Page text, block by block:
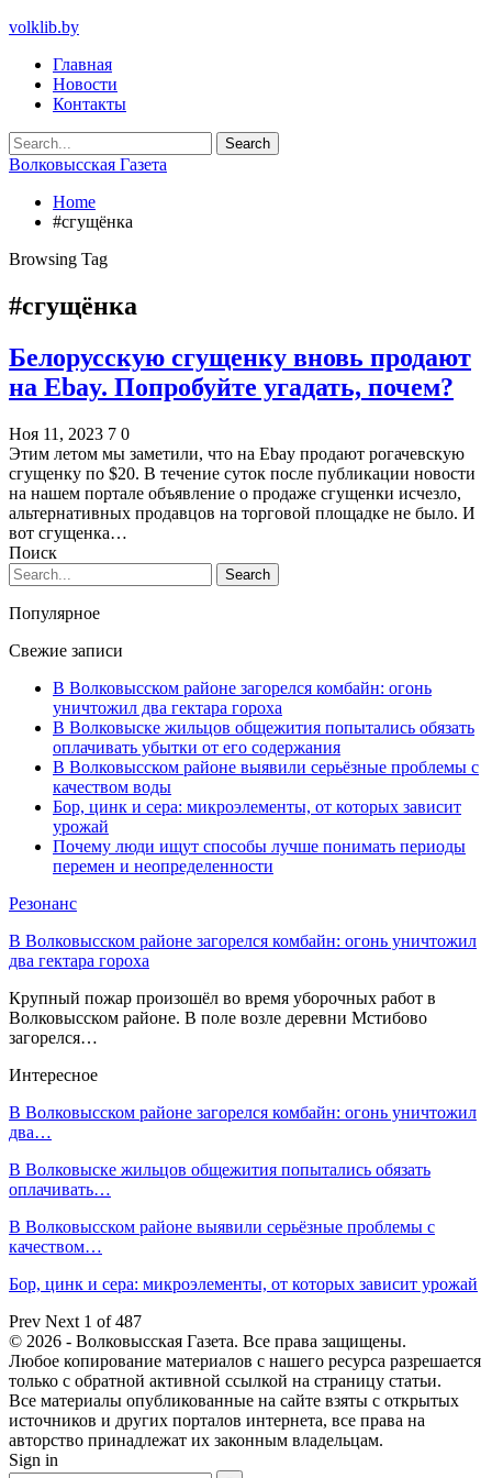
volklib.by
Главная
Новости
Контакты
Волковысская Газета
Home
#сгущёнка
Browsing Tag
#сгущёнка
Белорусскую сгущенку вновь продают
на Ebay. Попробуйте угадать, почем?
Ноя 11, 2023 7 0
Этим летом мы заметили, что на Ebay продают рогачевскую
сгущенку по $20. В течение суток после публикации новости
на нашем портале объявление о продаже сгущенки исчезло,
альтернативных продавцов на торговой площадке не было. И
вот сгущенка…
Поиск
Популярное
Свежие записи
В Волковысском районе загорелся комбайн: огонь
уничтожил два гектара гороха
В Волковыске жильцов общежития попытались обязать
оплачивать убытки от его содержания
В Волковысском районе выявили серьёзные проблемы с
качеством воды
Бор, цинк и сера: микроэлементы, от которых зависит
урожай
Почему люди ищут способы лучше понимать периоды
перемен и неопределенности
Резонанс
В Волковысском районе загорелся комбайн: огонь уничтожил
два гектара гороха
Крупный пожар произошёл во время уборочных работ в
Волковысском районе. В поле возле деревни Мстибово
загорелся…
Интересное
В Волковысском районе загорелся комбайн: огонь уничтожил
два…
В Волковыске жильцов общежития попытались обязать
оплачивать…
В Волковысском районе выявили серьёзные проблемы с
качеством…
Бор, цинк и сера: микроэлементы, от которых зависит урожай
Prev Next 1 of 487
© 2026 - Волковысская Газета. Все права защищены.
Любое копирование материалов с нашего ресурса разрешается
только с обратной активной ссылкой на страницу статьи.
Все материалы опубликованные на сайте взяты с открытых
источников и других порталов интернета, все права на
авторство принадлежат их законным владельцам.
Sign in